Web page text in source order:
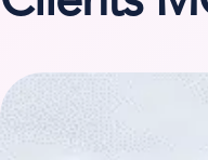
Voir l’étude de cas sur